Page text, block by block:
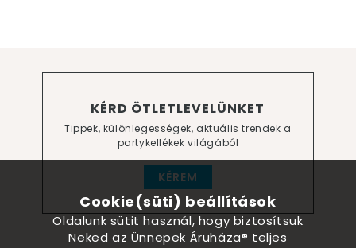
KÉRD ÖTLETLEVELÜNKET
Tippek, különlegességek, aktuális trendek a
partykellékek világából
KÉREM
Cookie(süti) beállítások
Oldalunk sütit használ, hogy biztosítsuk
Neked az Ünnepek Áruháza® teljes